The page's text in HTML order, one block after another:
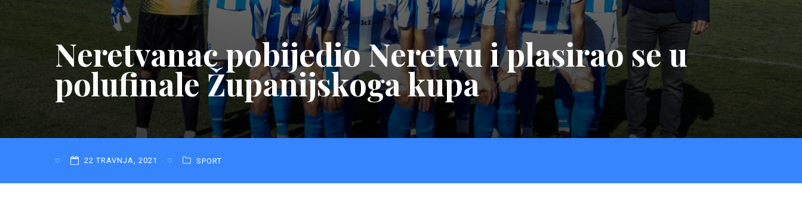
Neretvanac pobijedio Neretvu i plasirao se u
polufinale Županijskoga kupa
22 TRAVNJA, 2021 SPORT